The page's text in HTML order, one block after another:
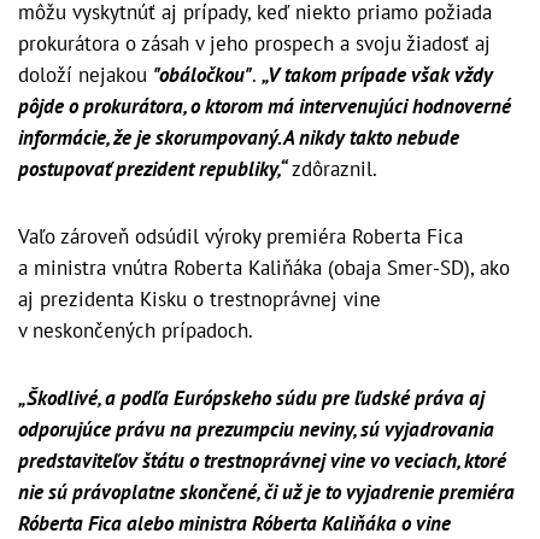
môžu vyskytnúť aj prípady, keď niekto priamo požiada
prokurátora o zásah v jeho prospech a svoju žiadosť aj
doloží nejakou "obáločkou". „V takom prípade však vždy
pôjde o prokurátora, o ktorom má intervenujúci hodnoverné
informácie, že je skorumpovaný. A nikdy takto nebude
postupovať prezident republiky,“zdôraznil.
Vaľo zároveň odsúdil výroky premiéra Roberta Fica
a ministra vnútra Roberta Kaliňáka (obaja Smer-SD), ako
aj prezidenta Kisku o trestnoprávnej vine
v neskončených prípadoch.
„Škodlivé, a podľa Európskeho súdu pre ľudské práva aj
odporujúce právu na prezumpciu neviny, sú vyjadrovania
predstaviteľov štátu o trestnoprávnej vine vo veciach, ktoré
nie sú právoplatne skončené, či už je to vyjadrenie premiéra
Róberta Fica alebo ministra Róberta Kaliňáka o vine